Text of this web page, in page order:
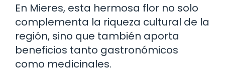
En Mieres, esta hermosa flor no solo
complementa la riqueza cultural de la
región, sino que también aporta
beneficios tanto gastronómicos
como medicinales.